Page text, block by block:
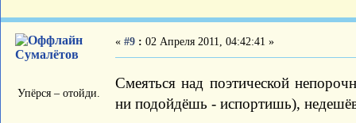
Сумалётов
Упёрся – отойди.
« #9 : 02 Апреля 2011, 04:42:41 »
Смеяться над поэтической
ни подойдёшь - испортишь),